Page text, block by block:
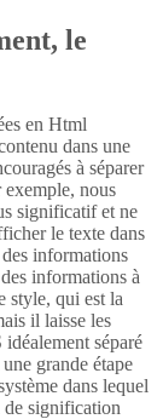
le
en Html
dans une
à séparer
exemple, nous
significatif et ne
le texte dans
informations
informations à
style, qui est la
il laisse les
séparé
grande étape
dans lequel
de signification